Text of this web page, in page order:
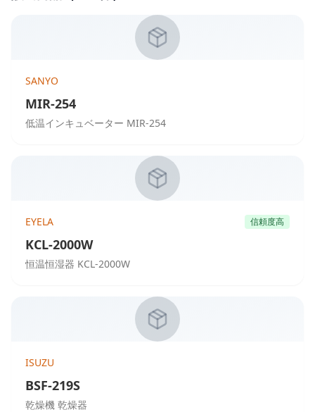
SANYO
MIR-254
低温インキュベーター MIR-254
EYELA 信頼度高
KCL-2000W
恒温恒湿器 KCL-2000W
ISUZU
BSF-219S
乾燥機 乾燥器